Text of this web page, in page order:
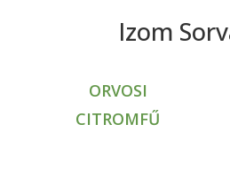
Izom
ORVOSI
CITROMFŰ